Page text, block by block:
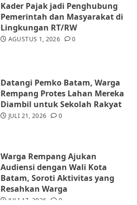
Kader Pajak jadi Penghubung
Pemerintah dan Masyarakat di
Lingkungan RT/RW
AGUSTUS 1, 2026 0
Datangi Pemko Batam, Warga
Rempang Protes Lahan Mereka
Diambil untuk Sekolah Rakyat
JULI 21, 2026 0
Warga Rempang Ajukan
Audiensi dengan Wali Kota
Batam, Soroti Aktivitas yang
Resahkan Warga
JULI 17, 2026 0